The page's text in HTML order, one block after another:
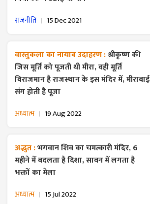
राजनीति 15 Dec 2021
वास्तुकला का नायाब उदाहरण :श्रीकृष्ण की
जिस मूर्ति को पूजती थी मीरा, वही मूर्ति
विराजमान है राजस्थान के इस मंदिर में, मीराबाई
संग होती है पूजा
अध्यात्म 19 Aug 2022
अद्भुत :भगवान शिव का चमत्कारी मंदिर, 6
महीने में बदलता है दिशा, सावन में लगता है
भक्तों का मेला
अध्यात्म 15 Jul 2022